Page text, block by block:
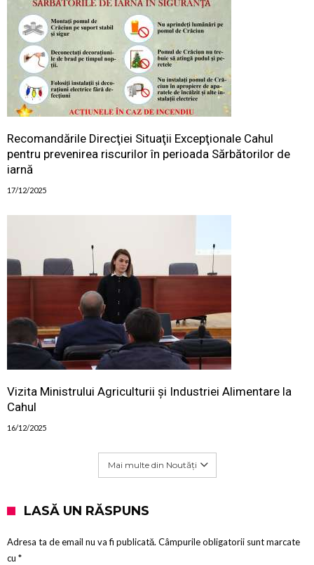
Recomandările Direcţiei Situaţii Excepţionale Cahul
pentru prevenirea riscurilor în perioada Sărbătorilor de
iarnă
17/12/2025
Vizita Ministrului Agriculturii și Industriei Alimentare la
Cahul
16/12/2025
Mai multe din Noutăți
LASĂ UN RĂSPUNS
Adresa ta de email nu va fi publicată. Câmpurile obligatorii sunt marcate
cu *